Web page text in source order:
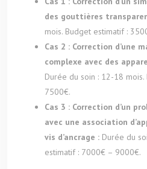
des gouttières
mois. Budget estimatif :
Cas 2 : Correction d’une
complexe avec des
Durée du soin : 12-18
7500€.
Cas 3 : Correction d’un
avec une association
vis d’ancrage : Durée du
estimatif : 7000€ – 9000€.